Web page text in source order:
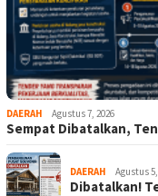
DAERAH Agustus 7, 2026
Sempat Dibatalkan,
DAERAH Agustus
Dibatalkan!